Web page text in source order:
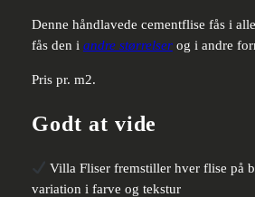
Denne håndlavede cementflise fås i alle
fås den i andre størrelserog i andre
Pris pr. m2.
Godt at vide
Villa Fliser fremstiller hver flise på
variation i farve og tekstur